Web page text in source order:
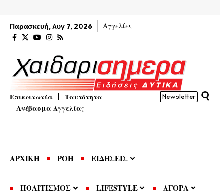
Παρασκευή, Αυγ 7, 2026 Αγγελίες
Επικοινωνία
Ταυτότητα
Ανέβασμα Αγγελίας
Newsletter
ΑΡΧΙΚΗ ΡΟΗ ΕΙΔΗΣΕΙΣ
ΠΟΛΙΤΙΣΜΟΣ LIFESTYLE ΑΓΟΡΑ